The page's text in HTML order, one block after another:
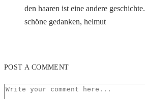
den haaren ist eine andere geschichte.
schöne gedanken, helmut
POST A COMMENT